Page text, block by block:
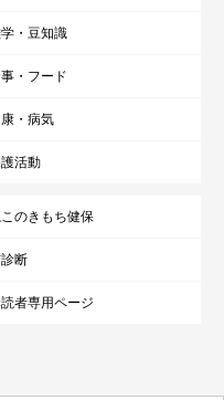
・豆知識
・フード
・病気
活動
のきもち健保
断
者専用ページ